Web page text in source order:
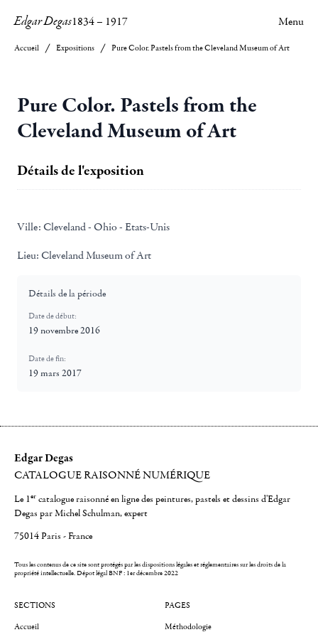
Edgar Degas1834– 1917 Menu
Accueil Expositions Pure Color. Pastels from the Cleveland Museum of Art
Pure Color. Pastels from the
Cleveland Museum of Art
Détails de l'exposition
Ville: Cleveland - Ohio - Etats-Unis
Lieu: Cleveland Museum of Art
Détails de la période
Date de début:
19 novembre 2016
Date de fin:
19 mars 2017
Edgar Degas
CATALOGUE RAISONNÉ NUMÉRIQUE
Le 1er catalogue raisonné en ligne des peintures, pastels et dessins d'Edgar
Degas par Michel Schulman, expert
75014 Paris - France
Tous les contenus de ce site sont protégés par les dispositions légales et réglementaires sur les droits de la
propriété intellectuelle.Dépot légal BNF : 1er décembre 2022
SECTIONS
Accueil
PAGES
Méthodologie